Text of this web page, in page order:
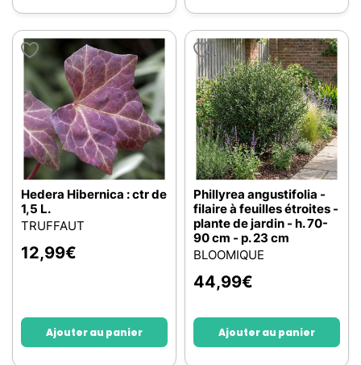
Hedera Hibernica : ctr de
1,5 L.
TRUFFAUT
12,99€
Ajouter au panier
Phillyrea angustifolia -
filaire à feuilles étroites -
plante de jardin - h. 70-
90 cm - p. 23 cm
BLOOMIQUE
44,99€
Ajouter au panier